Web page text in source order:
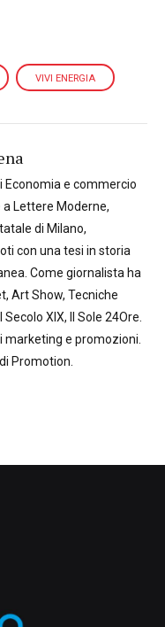
VIVI ENERGIA
Economia e commercio
a Lettere Moderne,
di Milano,
con una tesi in storia
Come giornalista ha
Art Show, Tecniche
XIX, Il Sole 24Ore.
marketing e promozioni.
Promotion.